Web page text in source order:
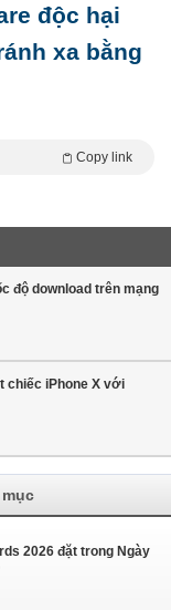
độc hại
xa bằng
Copy link
độ download trên mạng
chiếc iPhone X với
2026 đặt trong Ngày